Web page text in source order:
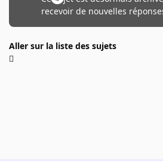
recevoir de nouvelles
Aller sur la liste des sujets